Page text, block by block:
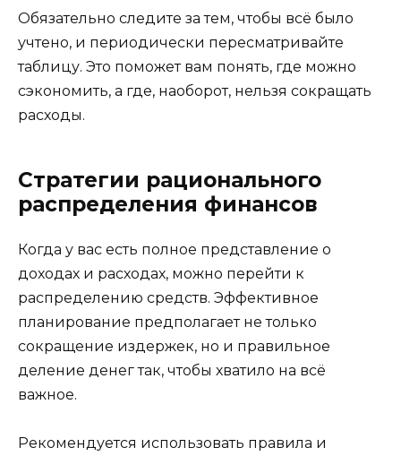
Обязательно следите за тем, чтобы всё было
учтено, и периодически пересматривайте
таблицу. Это поможет вам понять, где можно
сэкономить, а где, наоборот, нельзя сокращать
расходы.
Стратегии рационального
распределения финансов
Когда у вас есть полное представление о
доходах и расходах, можно перейти к
распределению средств. Эффективное
планирование предполагает не только
сокращение издержек, но и правильное
деление денег так, чтобы хватило на всё
важное.
Рекомендуется использовать правила и